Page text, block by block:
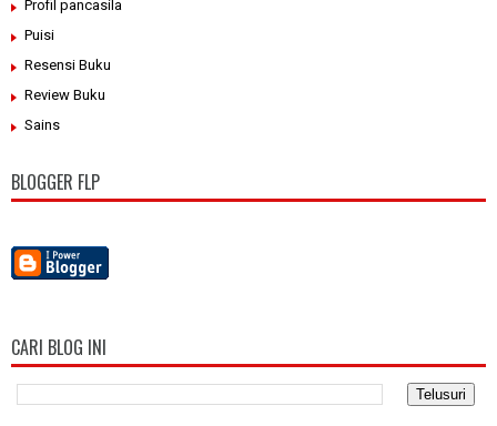
Profil pancasila
Puisi
Resensi Buku
Review Buku
Sains
BLOGGER FLP
CARI BLOG INI